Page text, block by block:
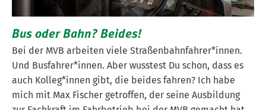
Bus oder Bahn? Beides!
Bei der MVB arbeiten viele Straßenbahnfahrer*innen.
Und Busfahrer*innen. Aber wusstest Du schon, dass es
auch Kolleg*innen gibt, die beides fahren? Ich habe
mich mit Max Fischer getroffen, der seine Ausbildung